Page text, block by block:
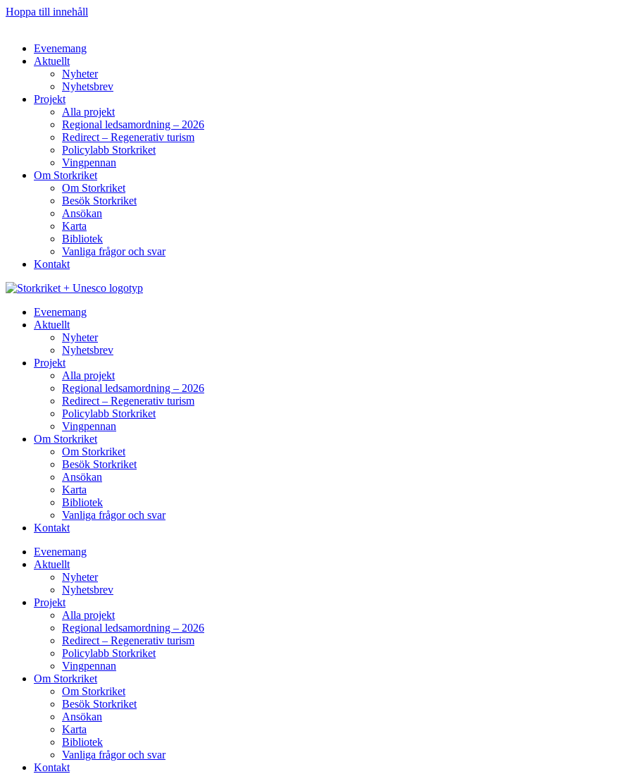
Hoppa till innehåll
Evenemang
Aktuellt
Nyheter
Nyhetsbrev
Projekt
Alla projekt
Regional ledsamordning – 2026
Redirect – Regenerativ turism
Policylabb Storkriket
Vingpennan
Om Storkriket
Om Storkriket
Besök Storkriket
Ansökan
Karta
Bibliotek
Vanliga frågor och svar
Kontakt
Evenemang
Aktuellt
Nyheter
Nyhetsbrev
Projekt
Alla projekt
Regional ledsamordning – 2026
Redirect – Regenerativ turism
Policylabb Storkriket
Vingpennan
Om Storkriket
Om Storkriket
Besök Storkriket
Ansökan
Karta
Bibliotek
Vanliga frågor och svar
Kontakt
Evenemang
Aktuellt
Nyheter
Nyhetsbrev
Projekt
Alla projekt
Regional ledsamordning – 2026
Redirect – Regenerativ turism
Policylabb Storkriket
Vingpennan
Om Storkriket
Om Storkriket
Besök Storkriket
Ansökan
Karta
Bibliotek
Vanliga frågor och svar
Kontakt